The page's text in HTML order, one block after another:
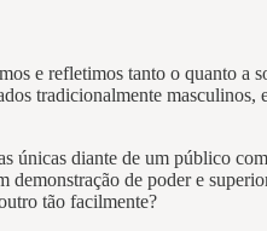
e refletimos tanto o quanto a
tradicionalmente masculinos,
únicas diante de um público
demonstração de poder e
tão facilmente?